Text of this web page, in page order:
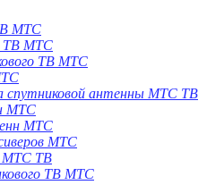
МТС
ТВ МТС
ТВ МТС
спутниковой антенны МТС ТВ
МТС
МТС
МТС
МТС ТВ
ТВ МТС